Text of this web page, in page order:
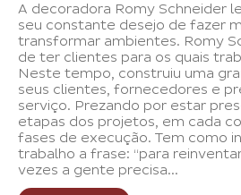
A decoradora Romy Schneider
seu constante desejo de fazer
transformar ambientes. Romy
de ter clientes para os quais
Neste tempo, construiu uma
seus clientes, fornecedores e
serviço. Prezando por estar
etapas dos projetos, em cada
fases de execução. Tem como
trabalho a frase: “para
vezes a gente precisa...